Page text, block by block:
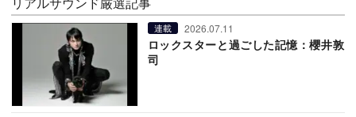
連載 2026.07.11
ロックスターと過ごした記憶：櫻井敦
司